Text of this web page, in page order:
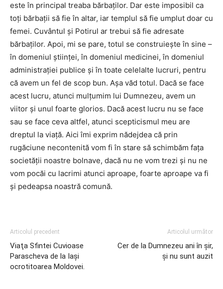
este în principal treaba bărbaților. Dar este imposibil ca
toți bărbații să fie în altar, iar templul să fie umplut doar cu
femei. Cuvântul și Potirul ar trebui să fie adresate
bărbaților. Apoi, mi se pare, totul se construiește în sine –
în domeniul științei, în domeniul medicinei, în domeniul
administrației publice și în toate celelalte lucruri, pentru
că avem un fel de scop bun. Așa văd totul. Dacă se face
acest lucru, atunci mulțumim lui Dumnezeu, avem un
viitor și unul foarte glorios. Dacă acest lucru nu se face
sau se face ceva altfel, atunci scepticismul meu are
dreptul la viață. Aici îmi exprim nădejdea că prin
rugăciune necontenită vom fi în stare să schimbăm fața
societății noastre bolnave, dacă nu ne vom trezi și nu ne
vom pocăi cu lacrimi atunci aproape, foarte aproape va fi
și pedeapsa noastră comună.
Articolul precedent
Viaţa Sfintei Cuvioase
Parascheva de la Iași
ocrotitoarea Moldovei.
Articolul următor
Cer de la Dumnezeu ani în șir,
și nu sunt auzit